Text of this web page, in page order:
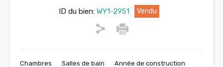
ID du bien: WY1-2951 Vendu
Chambres Salles de bain Année de construction